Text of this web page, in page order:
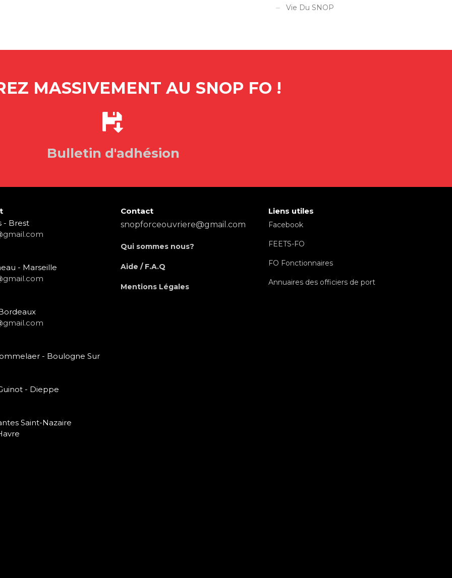
Vie Du SNOP
MASSIVEMENT AU SNOP FO !
Bulletin d'adhésion
- Brest
- Marseille
- Boulogne Sur
- Dieppe
Saint-Nazaire
Contact
snopforceouvriere@gmail.com
Qui sommes nous?
Aide / F.A.Q
Mentions Légales
Liens utiles
Facebook
FEETS-FO
FO Fonctionnaires
Annuaires des officiers de port